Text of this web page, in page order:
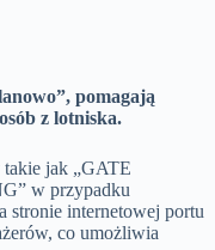
pomagają
z lotniska.
jak „GATE
w przypadku
stronie internetowej portu
co umożliwia